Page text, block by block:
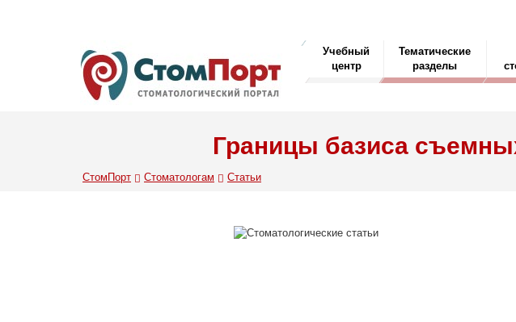
Учебный
центр
Тематические
разделы
Границы базиса
СтомПорт Стоматологам Статьи